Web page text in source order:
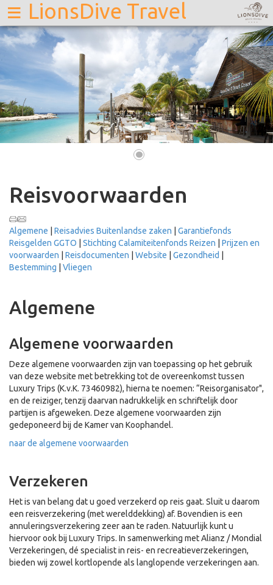
≡ LionsDive Travel
•
Reisvoorwaarden
Algemene | Reisadvies Buitenlandse zaken | Garantiefonds
Reisgelden GGTO | Stichting Calamiteitenfonds Reizen | Prijzen en
voorwaarden | Reisdocumenten | Website | Gezondheid |
Bestemming | Vliegen
Algemene
Algemene voorwaarden
Deze algemene voorwaarden zijn van toepassing op het gebruik
van deze website met betrekking tot de overeenkomst tussen
Luxury Trips (K.v.K. 73460982), hierna te noemen: “Reisorganisator",
en de reiziger, tenzij daarvan nadrukkelijk en schriftelijk door
partijen is afgeweken. Deze algemene voorwaarden zijn
gedeponeerd bij de Kamer van Koophandel.
naar de algemene voorwaarden
Verzekeren
Het is van belang dat u goed verzekerd op reis gaat. Sluit u daarom
een reisverzekering (met werelddekking) af. Bovendien is een
annuleringsverzekering zeer aan te raden. Natuurlijk kunt u
hiervoor ook bij Luxury Trips. In samenwerking met Alianz / Mondial
Verzekeringen, dé specialist in reis- en recreatieverzekeringen,
bieden wij zowel kortlopende als langlopende verzekeringen aan.